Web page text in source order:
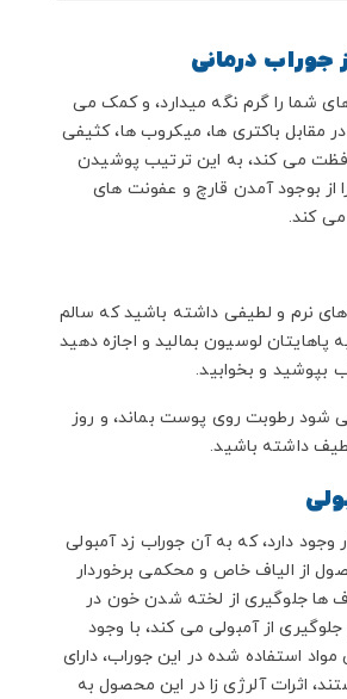
جوراب درمانی
شما را گرم نگه میدارد، و کمک می
مقابل باکتری ها، میکروب ها، کثیفی
می کند، به این ترتیب پوشیدن
از بوجود آمدن قارچ و عفونت های
کند.
نرم و لطیفی داشته باشید که سالم
پاهایتان لوسیون بمالید و اجازه دهید
و بخوابید.
شود رطوبت روی پوست بماند، و روز
داشته باشید.
وجود دارد، که به آن جوراب زد آمبولی
از الیاف خاص و محکمی برخوردار
ها جلوگیری از لخته شدن خون در
از آمبولی می کند، با وجود
مواد استفاده شده در این جوراب، دارای
اثرات آلرژی زا در این محصول به